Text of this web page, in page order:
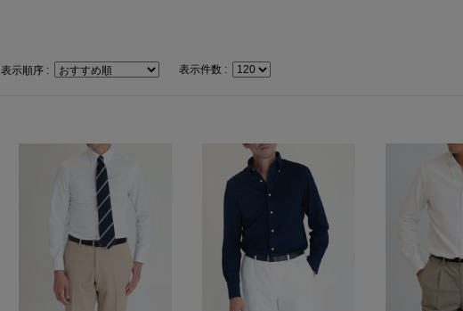
表示順序 : 表示件数 :